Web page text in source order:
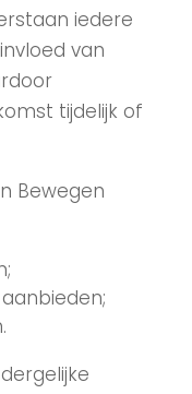
iedere
van
tijdelijk of
Bewegen